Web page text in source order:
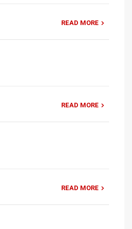
READ MORE
READ MORE
READ MORE